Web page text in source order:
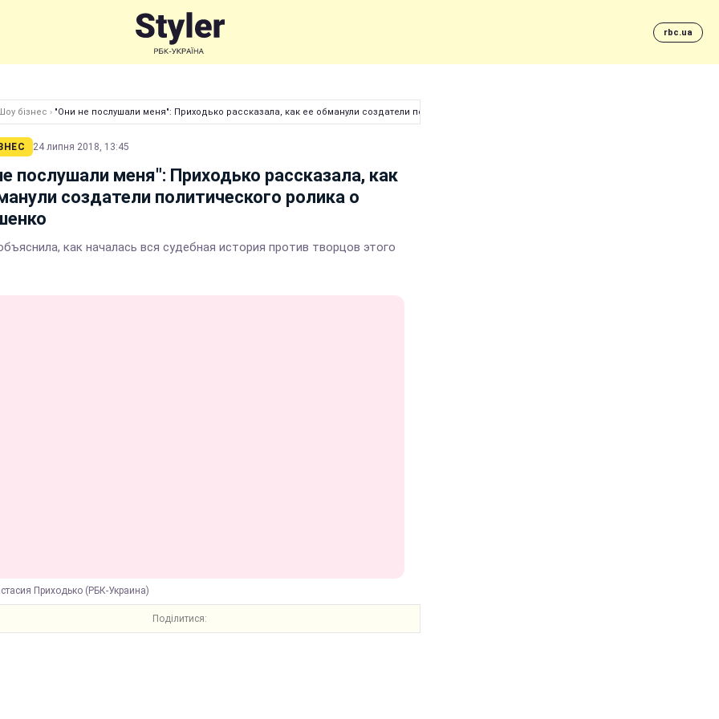
rbc.ua
бізнес › "Они не послушали меня": Приходько рассказала, как ее обманули создатели политического ролика о Порошенко
24 липня 2018, 13:45
послушали меня": Приходько рассказала, как
создатели политического ролика о
как началась вся судебная история против творцов этого
Приходько (РБК-Украина)
Поділитися: